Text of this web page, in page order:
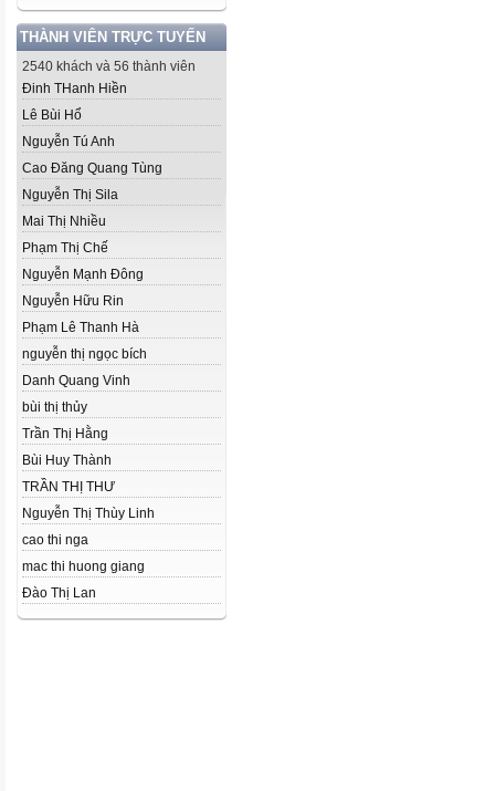
THÀNH VIÊN TRỰC TUYẾN
2540 khách và 56 thành viên
Đinh THanh Hiền
Lê Bùi Hổ
Nguyễn Tú Anh
Cao Đăng Quang Tùng
Nguyễn Thị Sila
Mai Thị Nhiều
Phạm Thị Chế
Nguyễn Mạnh Đông
Nguyễn Hữu Rin
Phạm Lê Thanh Hà
nguyễn thị ngọc bích
Danh Quang Vinh
bùi thị thủy
Trần Thị Hằng
Bùi Huy Thành
TRẦN THỊ THƯ
Nguyễn Thị Thùy Linh
cao thi nga
mac thi huong giang
Đào Thị Lan